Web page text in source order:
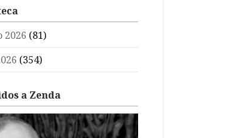
2026 (81)
(354)
a Zenda